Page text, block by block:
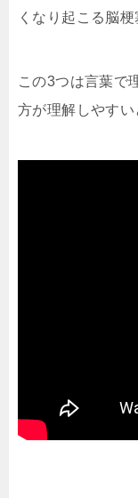
くなり起こる脳梗
この3つは言葉で
方が理解しやすい